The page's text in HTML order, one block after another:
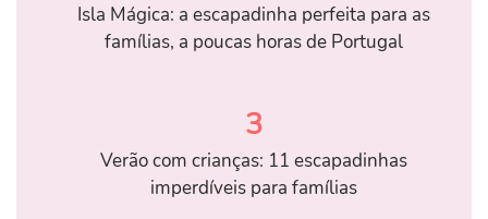
Isla Mágica: a escapadinha perfeita para as
famílias, a poucas horas de Portugal
3
Verão com crianças: 11 escapadinhas
imperdíveis para famílias